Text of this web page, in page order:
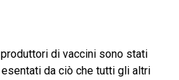
di vaccini sono stati
da ciò che tutti gli altri